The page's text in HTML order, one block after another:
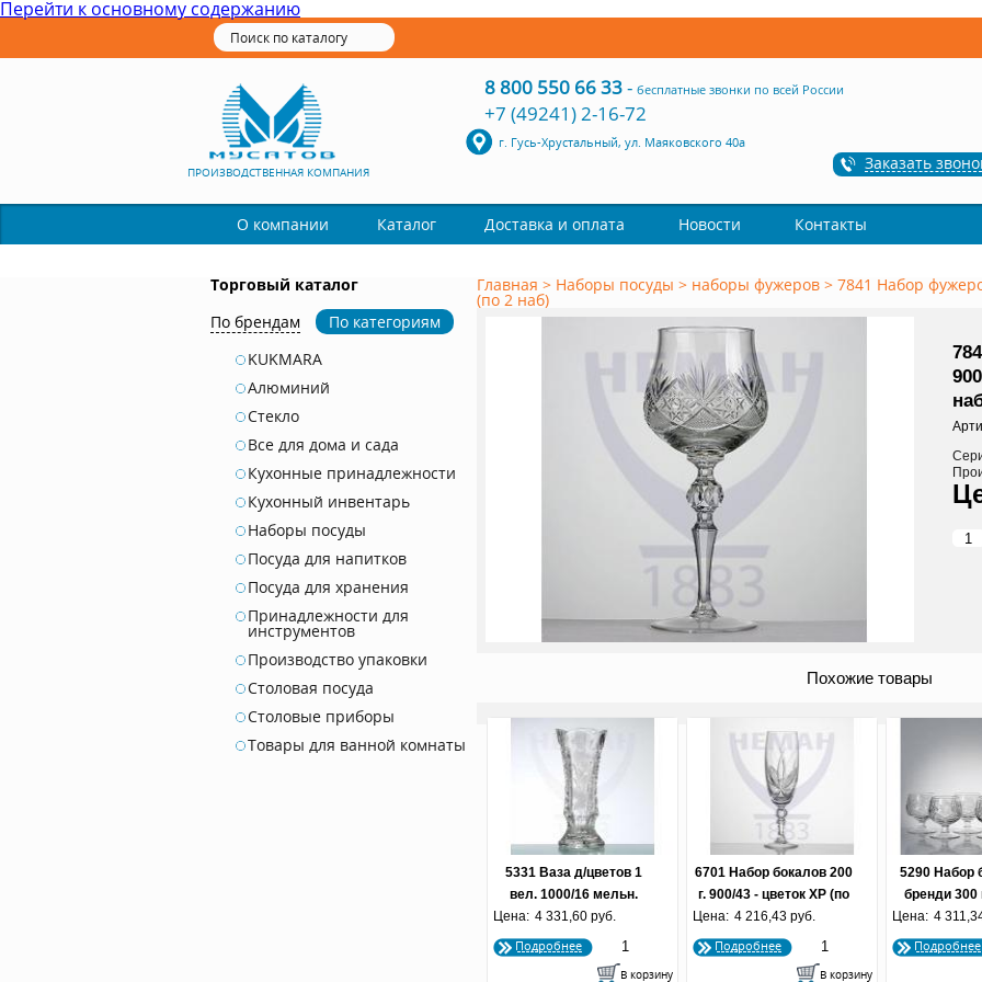
Перейти к основному содержанию
ПРОИЗВОДСТВЕННАЯ КОМПАНИЯ
8 800 550 66 33- бесплатные звонки по всей России
+7 (49241) 2-16-72
г. Гусь-Хрустальный, ул. Маяковского 40а
Заказать
О компании Каталог Доставка и оплата Новости Контакты
Торговый каталог
По брендам
По категориям
KUKMARA
Алюминий
Стекло
Все для дома и сада
Кухонные принадлежности
Кухонный инвентарь
Наборы посуды
Посуда для напитков
Посуда для хранения
Принадлежности для
инструментов
Производство упаковки
Столовая посуда
Столовые приборы
Товары для ванной комнаты
Главная > Наборы посуды > наборы фужеров > 7841 Набор
(по 2 наб)
Похожие товары
5331 Ваза д/цветов 1
вел. 1000/16 мельн.
квадрат ХР (по 2 шт.)
25см
Цена: 4 331,60 руб.
Подробнее
6701 Набор бокалов 200
г. 900/43 - цветок ХР (по
4 наб.)
Цена: 4 216,43 руб.
Подробнее
5290 Набор
бренди 300
алм.
Цена: 4
Подробнее